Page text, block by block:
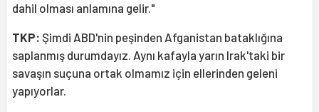
dahil olması anlamına gelir."
TKP: Şimdi ABD'nin peşinden Afganistan bataklığına
saplanmış durumdayız. Aynı kafayla yarın Irak'taki bir
savaşın suçuna ortak olmamız için ellerinden geleni
yapıyorlar.